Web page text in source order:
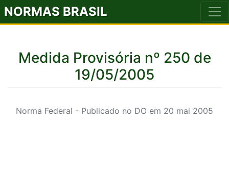
NORMAS BRASIL
Medida Provisória nº 250 de
19/05/2005
Norma Federal - Publicado no DO em 20 mai 2005